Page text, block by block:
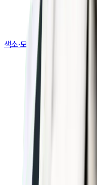
색소·모공·여드름